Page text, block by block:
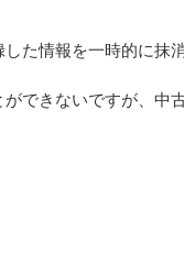
た情報を一時的に抹
できないですが、中